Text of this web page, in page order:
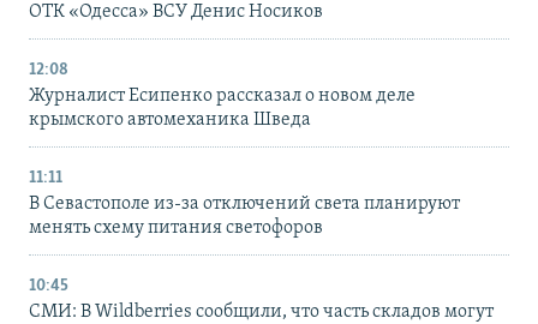
ОТК «Одесса» ВСУ Денис Носиков
12:08
Журналист Есипенко рассказал о новом деле
крымского автомеханика Шведа
11:11
В Севастополе из-за отключений света планируют
менять схему питания светофоров
10:45
СМИ: В Wildberries сообщили, что часть складов могут